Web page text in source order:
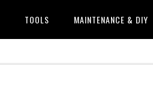
TOOLS MAINTENANCE & DIY